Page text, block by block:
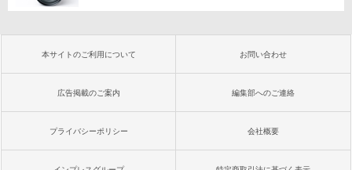
本サイトのご利用について お問い合わせ
広告掲載のご案内 編集部へのご連絡
プライバシーポリシー 会社概要